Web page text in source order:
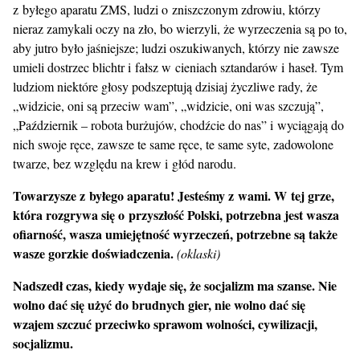
z byłego aparatu ZMS, ludzi o zniszczonym zdrowiu, którzy
nieraz zamykali oczy na zło, bo wierzyli, że wyrzeczenia są po to,
aby jutro było jaśniejsze; ludzi oszukiwanych, którzy nie zawsze
umieli dostrzec blichtr i fałsz w cieniach sztandarów i haseł. Tym
ludziom niektóre głosy podszeptują dzisiaj życzliwe rady, że
„widzicie, oni są przeciw wam”, „widzicie, oni was szczują”,
„Październik – robota burżujów, chodźcie do nas” i wyciągają do
nich swoje ręce, zawsze te same ręce, te same syte, zadowolone
twarze, bez względu na krew i głód narodu.
Towarzysze z byłego aparatu! Jesteśmy z wami. W tej grze,
która rozgrywa się o przyszłość Polski, potrzebna jest wasza
ofiarność, wasza umiejętność wyrzeczeń, potrzebne są także
wasze gorzkie doświadczenia.(oklaski)
Nadszedł czas, kiedy wydaje się, że socjalizm ma szanse. Nie
wolno dać się użyć do brudnych gier, nie wolno dać się
wzajem szczuć przeciwko sprawom wolności, cywilizacji,
socjalizmu.